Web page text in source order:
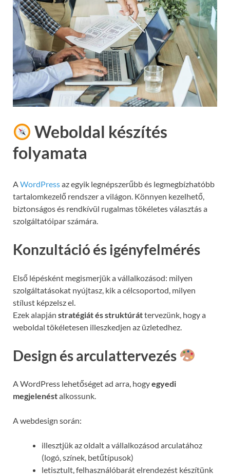
Weboldal készítés
folyamata
AWordPressaz egyik legnépszerűbb és legmegbízhatóbb
tartalomkezelő rendszer a világon. Könnyen kezelhető,
biztonságos és rendkívül rugalmas tökéletes választás a
szolgáltatóipar számára.
Konzultáció és igényfelmérés
Első lépésként megismerjük a vállalkozásod: milyen
szolgáltatásokat nyújtasz, kik a célcsoportod, milyen
stílust képzelsz el.
Ezek alapján stratégiát és struktúráttervezünk, hogy a
weboldal tökéletesen illeszkedjen az üzletedhez.
Design és arculattervezés
A WordPress lehetőséget ad arra, hogyegyedi
megjelenéstalkossunk.
A webdesign során:
illesztjük az oldalt a vállalkozásod arculatához
(logó, színek, betűtípusok)
letisztult, felhasználóbarát elrendezést készítünk